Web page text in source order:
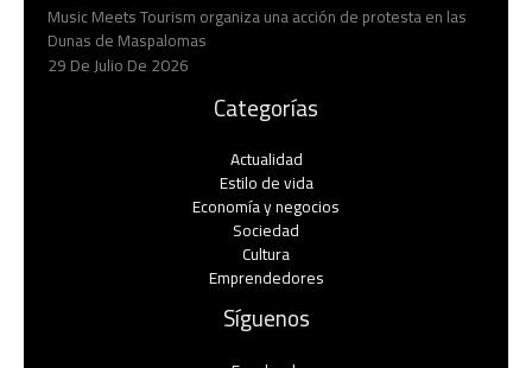
Music Meets Tourism organiza una acción de protesta en las
Dunas de Maspalomas
29 De Julio De 2026
Categorías
Actualidad
Estilo de vida
Economía y negocios​
Sociedad
Cultura
Emprendedores
Síguenos